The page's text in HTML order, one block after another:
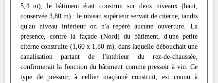
5,4 m), le bâtiment était construit sur deux niveaux (haut,
conservée 3,80 m) : le niveau supérieur servait de citerne, tandis
qu'au niveau inférieur on n'a repéré aucune ouverture. La
présence, contre la façade (Nord) du bâtiment, d'une petite
citerne construite (1,60 x 1,80 m), dans laquelle débouchait une
canalisation partant de l'intérieur du rez-de-chaussée,
confirmerait la fonction du bâtiment comme pressoir à vin. Ce
type de pressoir, à cellier maçonné construit, est connu à